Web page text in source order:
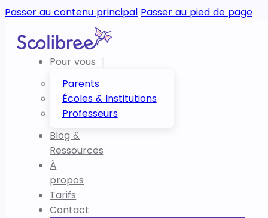
Passer au contenu principal Passer au pied de page
Pour vous
Parents
Écoles & Institutions
Professeurs
Blog &
Ressources
À
propos
Tarifs
Contact